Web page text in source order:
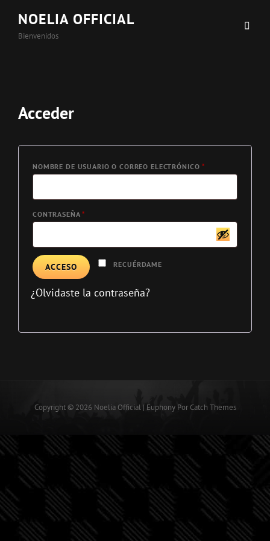
NOELIA OFFICIAL
Bienvenidos
Acceder
NOMBRE DE USUARIO O CORREO ELECTRÓNICO*
CONTRASEÑA*
RECUÉRDAME
ACCESO
¿Olvidaste la contraseña?
Copyright © 2026 Noelia Official | Euphony Por Catch Themes